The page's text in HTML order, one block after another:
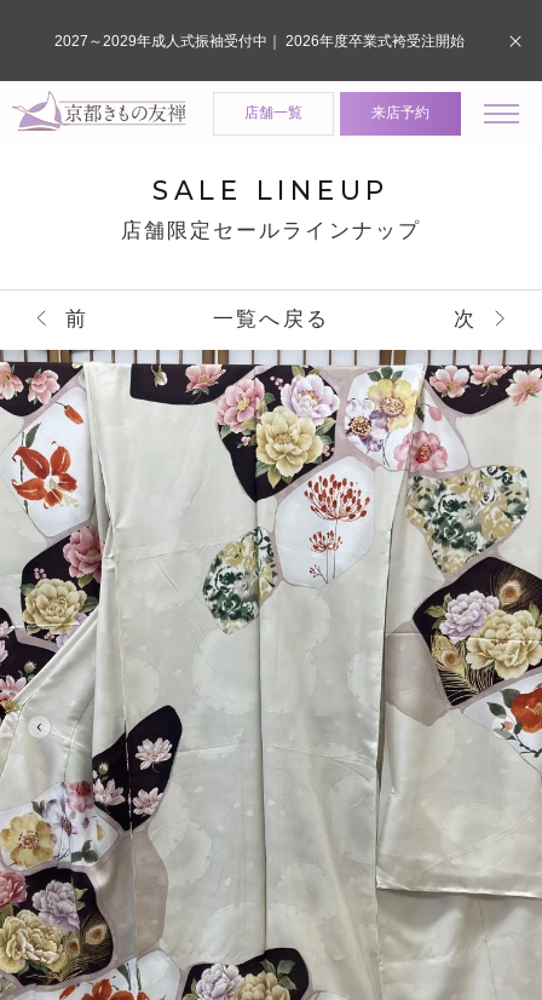
店舗一覧 来店予約
SALE LINEUP
店舗限定セールラインナップ
前 一覧へ戻る 次
2027～2029年成人式振袖受付中｜ 2026年度卒業式袴受注開始